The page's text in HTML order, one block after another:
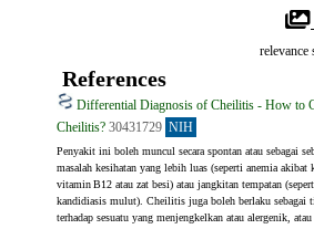
relevance
References
Differential Diagnosis of Cheilitis - How to
Cheilitis? 30431729 NIH
Penyakit ini boleh muncul secara spontan atau sebagai
masalah kesihatan yang lebih luas (seperti anemia akibat
vitamin B12 atau zat besi) atau jangkitan tempatan
kandidiasis mulut). Cheilitis juga boleh berlaku sebagai
terhadap sesuatu yang menjengkelkan atau alergenik,